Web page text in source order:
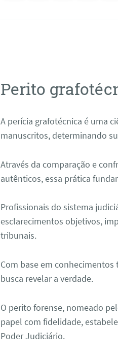
Perito
A perícia grafotécnica é uma
manuscritos, determinando
Através da comparação e
autênticos, essa prática
Profissionais do sistema
esclarecimentos objetivos,
tribunais.
Com base em conhecimentos
busca revelar a verdade.
O perito forense, nomeado
papel com fidelidade,
Poder Judiciário.